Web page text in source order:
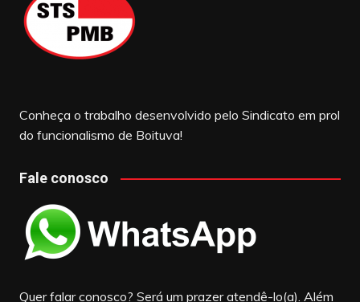
Conheça o trabalho desenvolvido pelo Sindicato em prol
do funcionalismo de Boituva!
Fale conosco
Quer falar conosco? Será um prazer atendê-lo(a). Além